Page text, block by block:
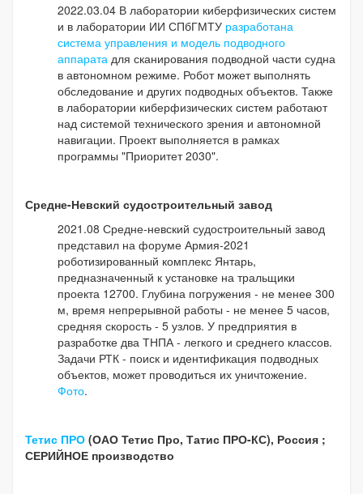
2022.03.04 В лаборатории киберфизических систем
и в лаборатории ИИ СПбГМТУ разработана
система управления и модель подводного
аппарата для сканирования подводной части судна
в автономном режиме. Робот может выполнять
обследование и других подводных объектов. Также
в лаборатории киберфизических систем работают
над системой технического зрения и автономной
навигации. Проект выполняется в рамках
программы "Приоритет 2030".
Средне-Невский судостроительный завод
2021.08 Средне-невский судостроительный завод
представил на форуме Армия-2021
роботизированный комплекс Янтарь,
предназначенный к установке на тральщики
проекта 12700. Глубина погружения - не менее 300
м, время непрерывной работы - не менее 5 часов,
средняя скорость - 5 узлов. У предприятия в
разработке два ТНПА - легкого и среднего классов.
Задачи РТК - поиск и идентификация подводных
объектов, может проводиться их уничтожение.
Фото.
Тетис ПРО (ОАО Тетис Про, Татис ПРО-КС), Россия ;
СЕРИЙНОЕ производство